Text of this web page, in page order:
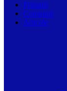
Primarii
Companii
Articole